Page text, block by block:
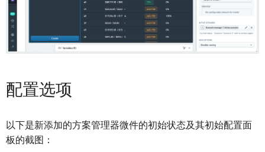
配置选项
以下是新添加的方案管理器微件的初始状态及其初始配置面
板的截图：